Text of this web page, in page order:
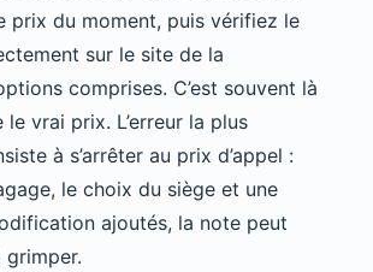
prix du moment, puis vérifiez le
sur le site de la
comprises. C’est souvent là
le vrai prix. L’erreur la plus
à s’arrêter au prix d’appel :
le choix du siège et une
ajoutés, la note peut
grimper.